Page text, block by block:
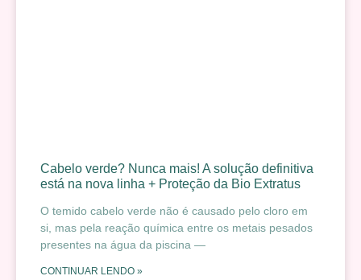
Cabelo verde? Nunca mais! A solução definitiva
está na nova linha + Proteção da Bio Extratus
O temido cabelo verde não é causado pelo cloro em
si, mas pela reação química entre os metais pesados
presentes na água da piscina —
CONTINUAR LENDO »